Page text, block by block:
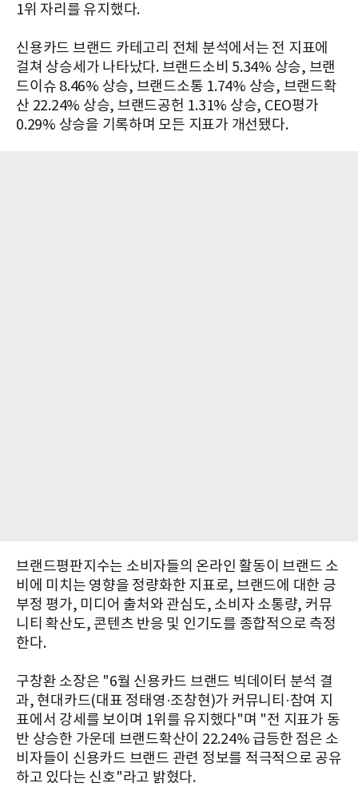
1위 자리를 유지했다.
신용카드 브랜드 카테고리 전체 분석에서는 전 지표에
걸쳐 상승세가 나타났다. 브랜드소비 5.34% 상승, 브랜
드이슈 8.46% 상승, 브랜드소통 1.74% 상승, 브랜드확
산 22.24% 상승, 브랜드공헌 1.31% 상승, CEO평가
0.29% 상승을 기록하며 모든 지표가 개선됐다.
브랜드평판지수는 소비자들의 온라인 활동이 브랜드 소
비에 미치는 영향을 정량화한 지표로, 브랜드에 대한 긍
부정 평가, 미디어 출처와 관심도, 소비자 소통량, 커뮤
니티 확산도, 콘텐츠 반응 및 인기도를 종합적으로 측정
한다.
구창환 소장은 "6월 신용카드 브랜드 빅데이터 분석 결
과, 현대카드(대표 정태영·조창현)가 커뮤니티·참여 지
표에서 강세를 보이며 1위를 유지했다"며 "전 지표가 동
반 상승한 가운데 브랜드확산이 22.24% 급등한 점은 소
비자들이 신용카드 브랜드 관련 정보를 적극적으로 공유
하고 있다는 신호"라고 밝혔다.